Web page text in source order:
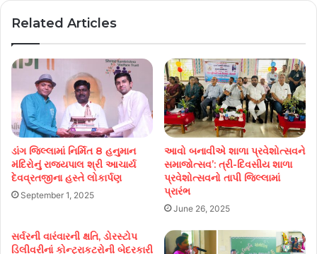
Related Articles
ડાંગ જિલ્લામાં નિર્મિત 8 હનુમાન
મંદિરોનું રાજ્યપાલ શ્રી આચાર્ય
દેવવ્રતજીના હસ્તે લોકાર્પણ
September 1, 2025
આવો બનાવીએ શાળા પ્રવેશોત્સવને
સમાજોત્સવ’: ત્રી-દિવસીય શાળા
પ્રવેશોત્સવનો તાપી જિલ્લામાં
પ્રારંભ
June 26, 2025
સર્વરની વારંવારની ક્ષતિ, ડોરસ્ટોપ
ડિલીવરીનાં કોન્ટ્રાકટરોની બેદરકારી